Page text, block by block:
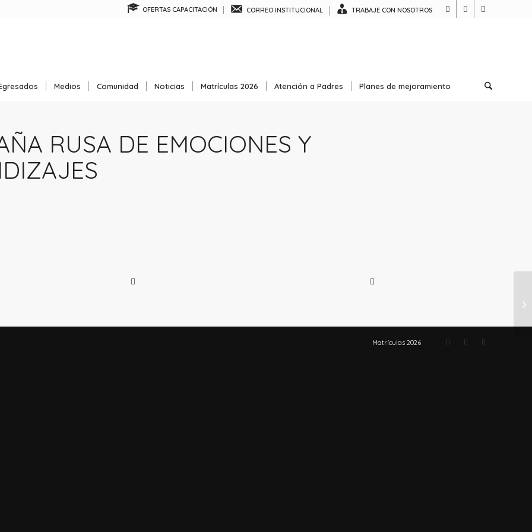
OFERTAS CAPACITACIÓN CORREO INSTITUCIONAL TRABAJE CON NOSOTROS
Medios Comunidad Noticias Matrículas 2026 Atención a Padres Planes de mejoramiento
RUSA DE EMOCIONES Y
Matrículas 2026